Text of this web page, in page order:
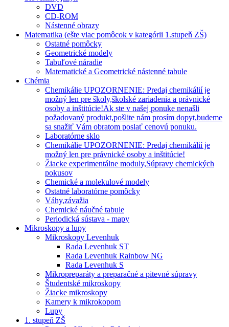
DVD
CD-ROM
Nástenné obrazy
Matematika (ešte viac pomôcok v kategórii 1.stupeň ZŠ)
Ostatné pomôcky
Geometrické modely
Tabuľové náradie
Matematické a Geometrické nástenné tabule
Chémia
Chemikálie UPOZORNENIE: Predaj chemikálií je
možný len pre školy,školské zariadenia a právnické
osoby a inštitúcie!Ak ste v našej ponuke nenašli
požadovaný produkt,pošlite nám prosím dopyt,budeme
sa snažiť Vám obratom poslať cenovú ponuku.
Laboratórne sklo
Chemikálie UPOZORNENIE: Predaj chemikálií je
možný len pre právnické osoby a inštitúcie!
Žiacke experimentálne moduly,Súpravy chemických
pokusov
Chemické a molekulové modely
Ostatné laboratórne pomôcky
Váhy,závažia
Chemické náučné tabule
Periodická sústava - mapy
Mikroskopy a lupy
Mikroskopy Levenhuk
Rada Levenhuk ST
Rada Levenhuk Rainbow NG
Rada Levenhuk S
Mikropreparáty a preparačné a pitevné súpravy
Študentské mikroskopy
Žiacke mikroskopy
Kamery k mikrokopom
Lupy
1. stupeň ZŠ